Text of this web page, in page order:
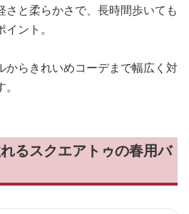
さと柔らかさで、長時間歩いても
ント。
からきれいめコーデまで幅広く対
るスクエアトゥの春用バ